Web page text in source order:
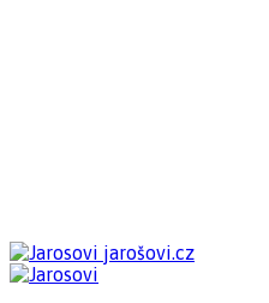
jarošovi.cz